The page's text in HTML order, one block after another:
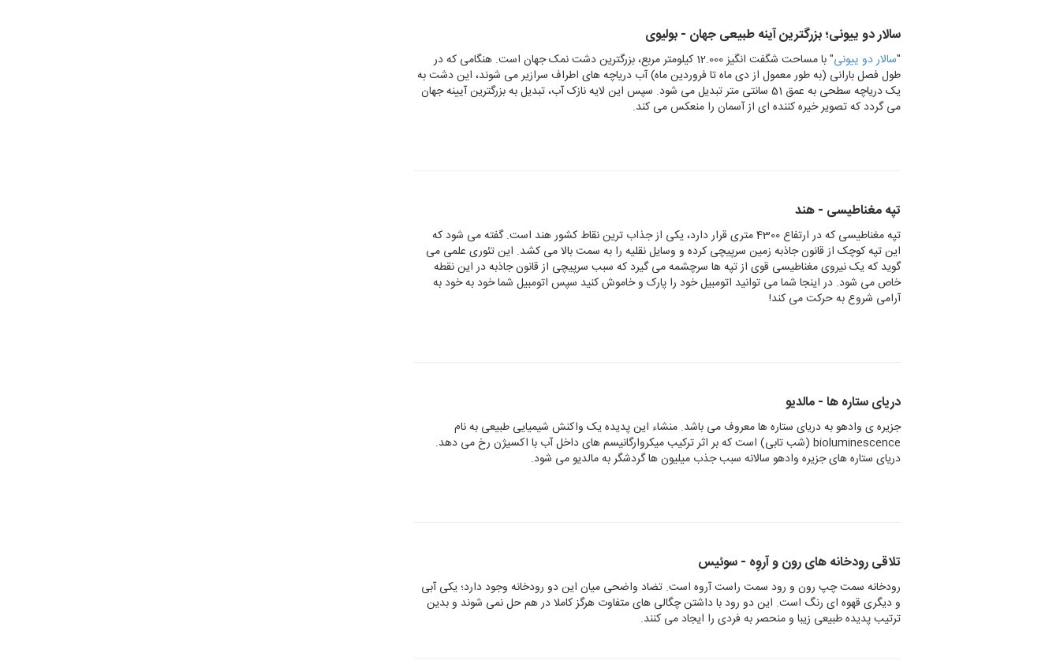
سالار دو ییونی؛ بزرگترین آینه طبیعی جهان - بولیوی
"سالار دو ییونی
" با مساحت شگفت انگیز 12.000 کیلومتر مربع، بزرگترین دشت نمک جهان است. هنگامی که در
طول فصل بارانی (به طور معمول از دی ماه تا فروردین ماه) آب دریاچه های اطراف سرازیر می شوند، این دشت به
یک دریاچه سطحی به عمق 51 سانتی متر تبدیل می شود. سپس این لایه نازک آب، تبدیل به بزرگترین آیینه جهان
می گردد که تصویر خیره کننده ای از آسمان را منعکس می کند.
تپه مغناطیسی - هند
تپه مغناطیسی که در ارتفاع 4300 متری قرار دارد، یکی از جذاب ترین نقاط کشور هند است. گفته می شود که
این تپه کوچک از قانون جاذبه زمین سرپیچی کرده و وسایل نقلیه را به سمت بالا می کشد. این تئوری علمی می
گوید که یک نیروی مغناطیسی قوی از تپه ها سرچشمه می گیرد که سبب سرپیچی از قانون جاذبه در این نقطه
خاص می شود. در اینجا شما می توانید اتومبیل خود را پارک و خاموش کنید سپس اتومبیل شما خود به خود به
آرامی شروع به حرکت می کند!
دریای ستاره ها - مالدیو
جزیره ی وادهو به دریای ستاره ها معروف می باشد. منشاء این پدیده یک واکنش شیمیایی طبیعی به نام
bioluminescence (شب تابی) است که بر اثر ترکیب میکروارگانیسم های داخل آب با اکسیژن رخ می دهد.
دریای ستاره های جزیره وادهو سالانه سبب جذب میلیون ها گردشگر به مالدیو می شود.
تلاقی رودخانه های رون و آروِه - سوئیس
رودخانه سمت چپ رون و رود سمت راست آروه است. تضاد واضحی میان این دو رودخانه وجود دارد؛ یکی آبی
و دیگری قهوه ای رنگ است. این دو رود با داشتن چگالی های متفاوت هرگز کاملا در هم حل نمی شوند و بدین
ترتیب پدیده طبیعی زیبا و منحصر به فردی را ایجاد می کنند.